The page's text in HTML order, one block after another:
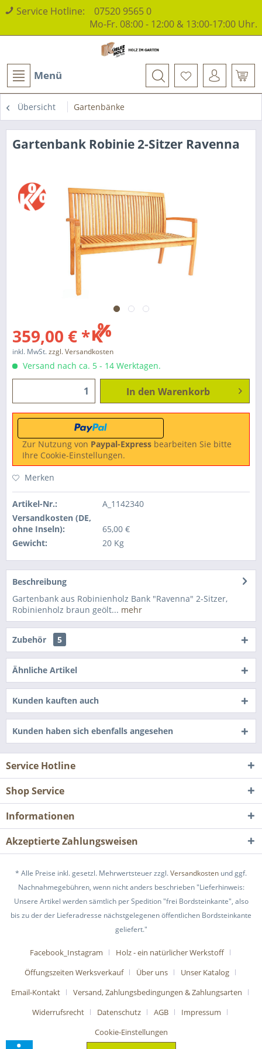
Service Hotline: 07520 9565 0
Mo-Fr. 08:00 - 12:00 & 13:00-17:00 Uhr.
Menü
Übersicht Gartenbänke
Gartenbank Robinie 2-Sitzer Ravenna
359,00 € *
inkl. MwSt.zzgl. Versandkosten
Versand nach ca. 5 - 14 Werktagen.
In den Warenkorb
Zur Nutzung von Paypal-Express bearbeiten Sie bitte
Ihre Cookie-Einstellungen.
Merken
Artikel-Nr.:
A_1142340
Versandkosten (DE,
ohne Inseln):
65,00 €
Gewicht:
20 Kg
Beschreibung
Gartenbank aus Robinienholz Bank "Ravenna" 2-Sitzer,
Robinienholz braun geölt... mehr
Zubehör 5
Ähnliche Artikel
Kunden kauften auch
Kunden haben sich ebenfalls angesehen
Service Hotline
Shop Service
Informationen
Akzeptierte Zahlungsweisen
* Alle Preise inkl. gesetzl. Mehrwertsteuer zzgl.Versandkosten und ggf.
Nachnahmegebühren, wenn nicht anders beschrieben "Lieferhinweis:
Unsere Artikel werden sämtlich per Spedition "frei Bordsteinkante", also
bis zu der der Lieferadresse nächstgelegenen öffentlichen Bordsteinkante
geliefert."
Facebook_Instagram
Holz - ein natürlicher Werkstoff
Öffungszeiten Werksverkauf
Über uns
Unser Katalog
Email-Kontakt
Versand, Zahlungsbedingungen & Zahlungsarten
Widerrufsrecht
Datenschutz AGB
Impressum
Cookie-Einstellungen